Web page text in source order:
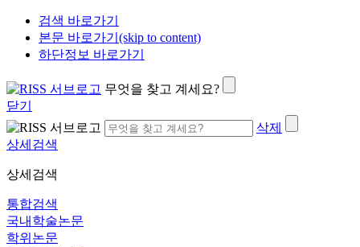
검색 바로가기
본문 바로가기(skip to content)
하단정보 바로가기
무엇을 찾고 계세요?
닫기
삭제
상세검색
상세검색
통합검색
국내학술논문
학위논문